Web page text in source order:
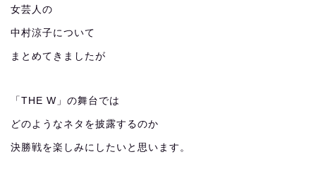
女芸人の
中村涼子について
まとめてきましたが
「THE W」の舞台では
どのようなネタを披露するのか
決勝戦を楽しみにしたいと思います。